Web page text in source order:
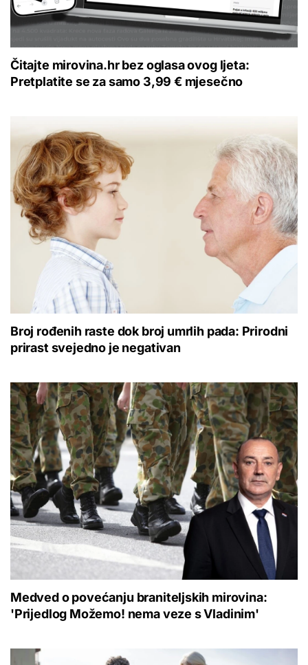
Čitajte mirovina.hr bez oglasa ovog ljeta:
Pretplatite se za samo 3,99 € mjesečno
Broj rođenih raste dok broj umrlih pada: Prirodni
prirast svejedno je negativan
Medved o povećanju braniteljskih mirovina:
'Prijedlog Možemo! nema veze s Vladinim'